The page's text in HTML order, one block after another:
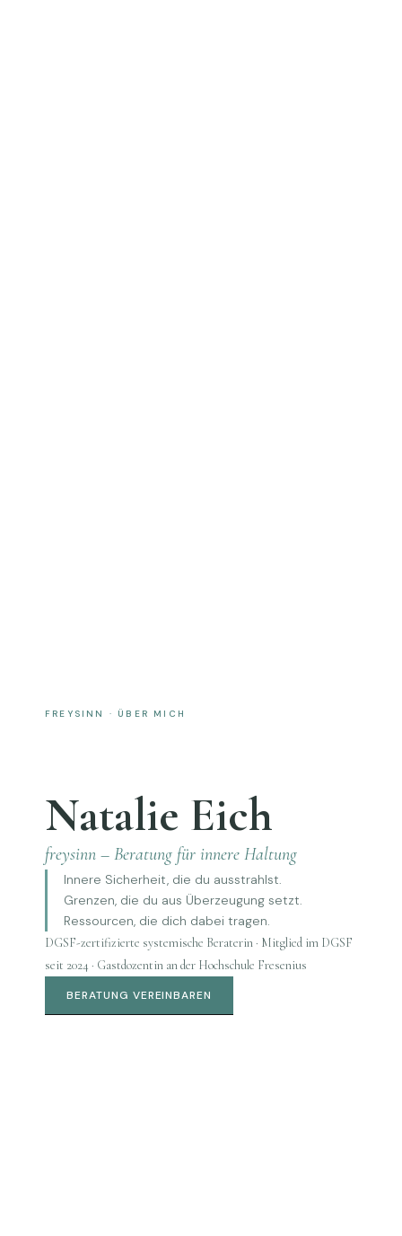
FREYSINN · ÜBER MICH
Natalie Eich
freysinn – Beratung für innere Haltung
Innere Sicherheit, die du ausstrahlst.
Grenzen, die du aus Überzeugung setzt.
Ressourcen, die dich dabei tragen.
DGSF-zertifizierte systemische Beraterin · Mitglied im DGSF
seit 2024 · Gastdozentin an der Hochschule Fresenius
BERATUNG VEREINBAREN